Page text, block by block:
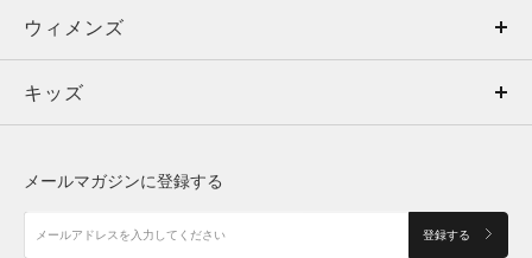
ウィメンズ
キッズ
アクセサリー
トップス
ボトムス
アクセサリー
ウィメンズ
トップス
シューズ
キッズ
メールマガジンに登録する
登録する